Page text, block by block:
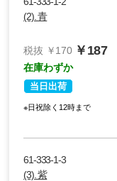
(2). 青
税抜 ￥170 ￥187
在庫わずか
当日出荷
※日祝除く12時まで
61-333-1-3
(3). 紫